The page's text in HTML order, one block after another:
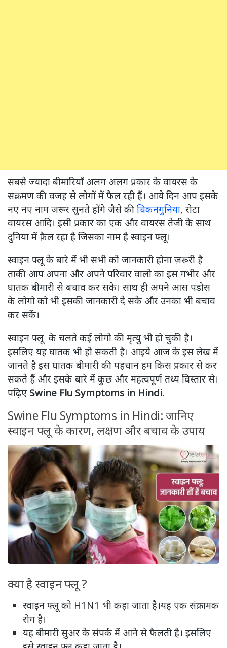
सबसे ज्यादा बीमारियाँ अलग अलग प्रकार के वायरस के
संक्रमण की वजह से लोगों में फ़ैल रही हैं। आये दिन आप इसके
नए नए नाम जरूर सुनते होंगे जैसे की चिकनगुनिया, रोटा
वायरस आदि। इसी प्रकार का एक और वायरस तेजी के साथ
दुनिया में फ़ैल रहा है जिसका नाम है स्वाइन फ्लू।
स्वाइन फ्लू के बारे में भी सभी को जानकारी होना ज़रूरी है
ताकी आप अपना और अपने परिवार वालो का इस गंभीर और
घातक बीमारी से बचाव कर सके। साथ ही अपने आस पड़ोस
के लोगो को भी इसकी जानकारी दे सके और उनका भी बचाव
कर सकें।
स्वाइन फ्लू के चलते कई लोगो की मृत्यु भी हो चुकी है।
इसलिए यह घातक भी हो सकती है। आइये आज के इस लेख में
जानते है इस घातक बीमारी की पहचान हम किस प्रकार से कर
सकते हैं और इसके बारे में कुछ और महत्वपूर्ण तथ्य विस्तार से।
पढ़िए Swine Flu Symptoms in Hindi.
Swine Flu Symptoms in Hindi: जानिए
स्वाइन फ्लू के कारण, लक्षण और बचाव के उपाय
क्या है स्वाइन फ्लू ?
स्वाइन फ्लू को H1N1 भी कहा जाता है।यह एक संक्रामक
रोग है।
यह बीमारी सुअर के संपर्क में आने से फैलती है। इसलिए